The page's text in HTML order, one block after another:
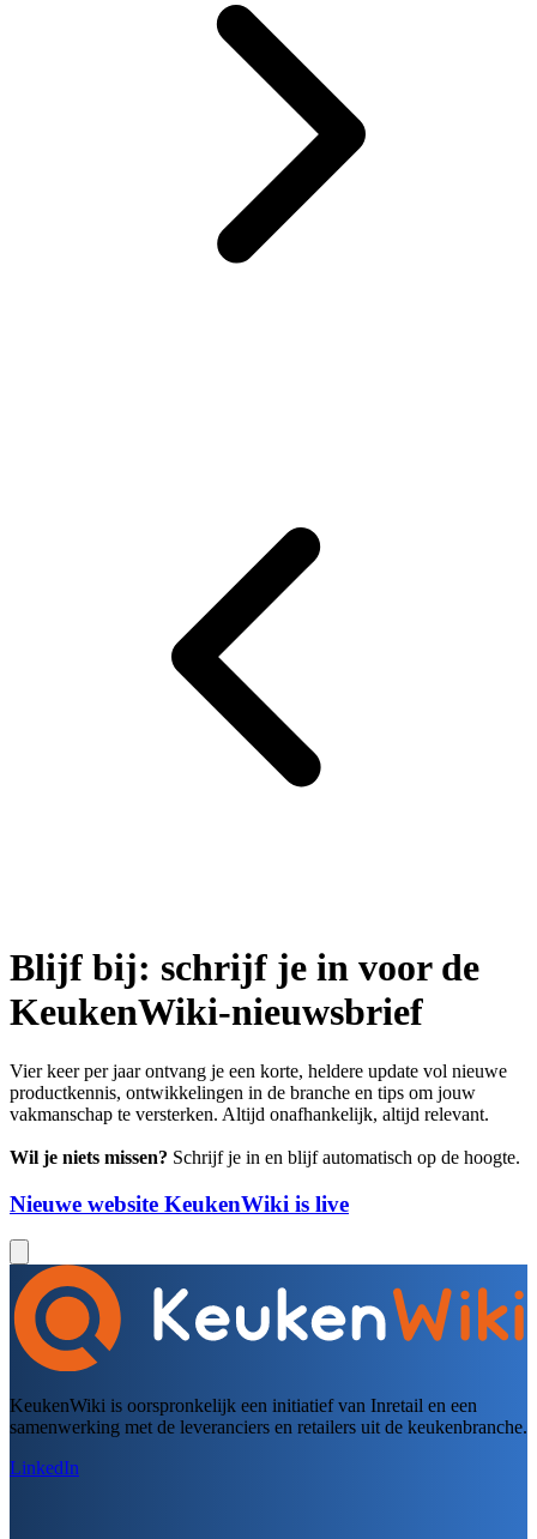
Blijf bij: schrijf je in voor de
KeukenWiki-nieuwsbrief
Vier keer per jaar ontvang je een korte, heldere update vol nieuwe
productkennis, ontwikkelingen in de branche en tips om jouw
vakmanschap te versterken. Altijd onafhankelijk, altijd relevant.
Wil je niets missen? Schrijf je in en blijf automatisch op de hoogte.
Nieuwe website KeukenWiki is live
KeukenWiki is oorspronkelijk een initiatief van Inretail en een
samenwerking met de leveranciers en retailers uit de keukenbranche.
LinkedIn